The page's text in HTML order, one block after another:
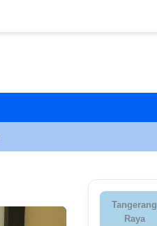
Tangerang
Raya